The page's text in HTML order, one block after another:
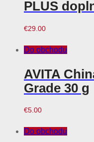
PLUS
€29.00
Do obchodu
AVITA
Grade 30 g
€5.00
Do obchodu